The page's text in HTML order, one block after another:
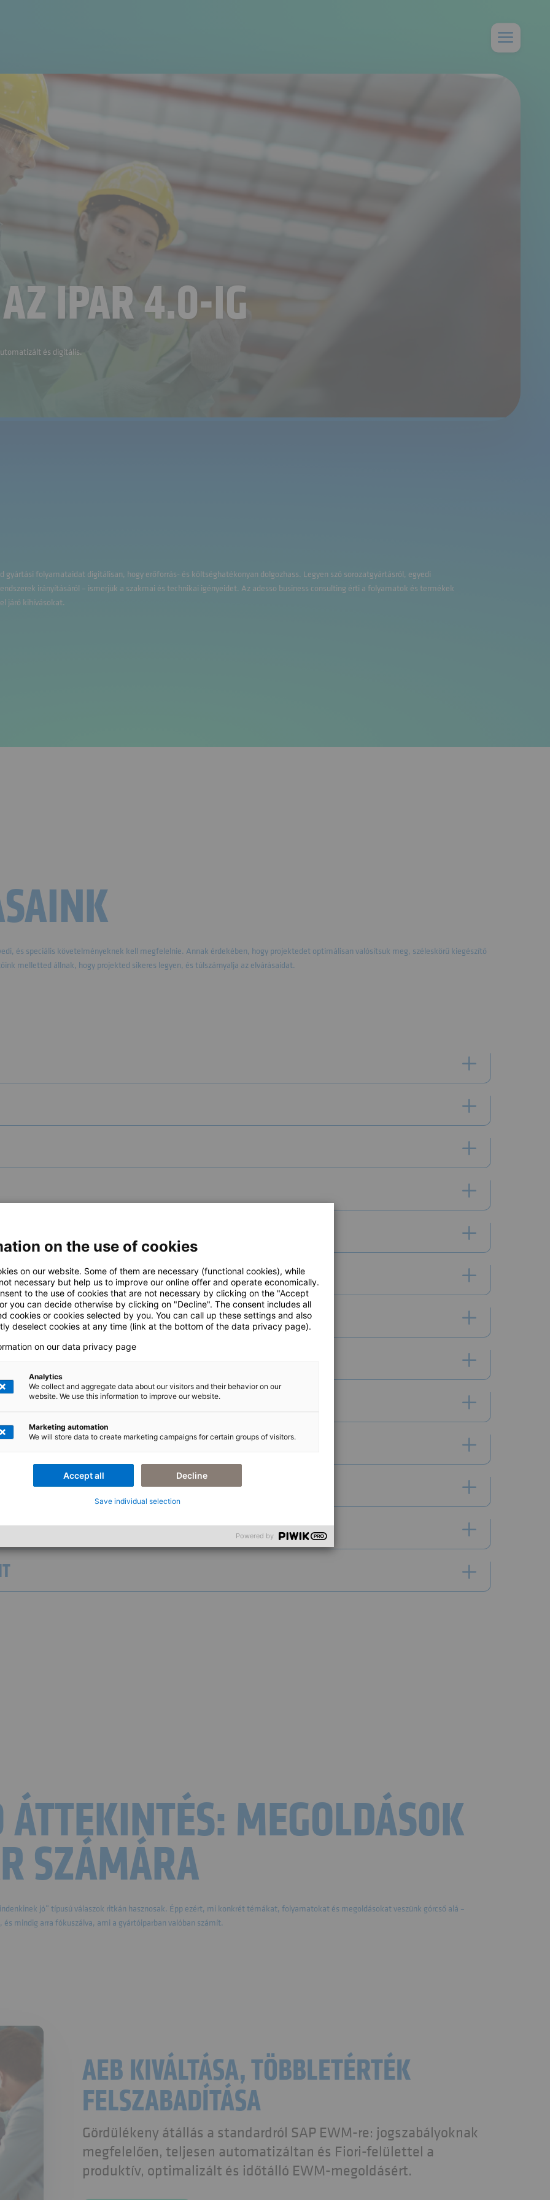
IPAR 4.0-IG
és digitális.
gyártási folyamataidat digitálisan, hogy erőforrás- és költséghatékonyan dolgozhass. Legyen szó sorozatgyártásról, egyedi
irányításáról – ismerjük a szakmai és technikai igényeidet. Az adesso business consulting érti a folyamatok és termékek
járó kihívásokat.
és speciális követelményeknek kell megfelelnie. Annak érdekében, hogy projektedet optimálisan valósítsuk meg, széleskörű kiegészítő
melletted állnak, hogy projekted sikeres legyen, és túlszárnyalja az elvárásaidat.
ÁTTEKINTÉS: MEGOLDÁSOK
SZÁMÁRA
jó” típusú válaszok ritkán hasznosak. Épp ezért, mi konkrét témákat, folyamatokat és megoldásokat veszünk górcső alá –
mindig arra fókuszálva, ami a gyártóiparban valóban számít.
AEB KIVÁLTÁSA, TÖBBLETÉRTÉK
FELSZABADÍTÁSA
Gördülékeny átállás a standardról SAP EWM-re: jogszabályoknak
megfelelően, teljesen automatizáltan és Fiori-felülettel a
produktív, optimalizált és időtálló EWM-megoldásért.
on the use of cookies
on our website. Some of them are necessary (functional cookies), while
necessary but help us to improve our online offer and operate economically.
to the use of cookies that are not necessary by clicking on the "Accept
you can decide otherwise by clicking on "Decline". The consent includes all
cookies or cookies selected by you. You can call up these settings and also
deselect cookies at any time (link at the bottom of the data privacy page).
on our data privacy page
Analytics
We collect and aggregate data about our visitors and their behavior on our
website. We use this information to improve our website.
Marketing automation
We will store data to create marketing campaigns for certain groups of visitors.
Accept all Decline
Save individual selection
Powered by